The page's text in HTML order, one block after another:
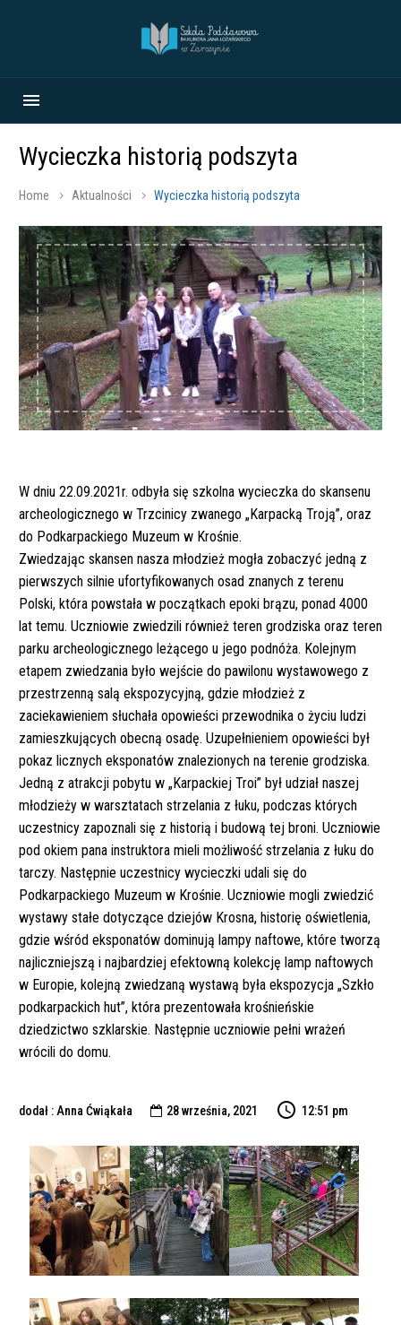
Wycieczka historią podszyta
Home Aktualności Wycieczka historią podszyta
W dniu 22.09.2021r. odbyła się szkolna wycieczka do skansenu
archeologicznego w Trzcinicy zwanego „Karpacką Troją”, oraz
do Podkarpackiego Muzeum w Krośnie.
Zwiedzając skansen nasza młodzież mogła zobaczyć jedną z
pierwszych silnie ufortyfikowanych osad znanych z terenu
Polski, która powstała w początkach epoki brązu, ponad 4000
lat temu. Uczniowie zwiedzili również teren grodziska oraz teren
parku archeologicznego leżącego u jego podnóża. Kolejnym
etapem zwiedzania było wejście do pawilonu wystawowego z
przestrzenną salą ekspozycyjną, gdzie młodzież z
zaciekawieniem słuchała opowieści przewodnika o życiu ludzi
zamieszkujących obecną osadę. Uzupełnieniem opowieści był
pokaz licznych eksponatów znalezionych na terenie grodziska.
Jedną z atrakcji pobytu w „Karpackiej Troi” był udział naszej
młodzieży w warsztatach strzelania z łuku, podczas których
uczestnicy zapoznali się z historią i budową tej broni. Uczniowie
pod okiem pana instruktora mieli możliwość strzelania z łuku do
tarczy. Następnie uczestnicy wycieczki udali się do
Podkarpackiego Muzeum w Krośnie. Uczniowie mogli zwiedzić
wystawy stałe dotyczące dziejów Krosna, historię oświetlenia,
gdzie wśród eksponatów dominują lampy naftowe, które tworzą
najliczniejszą i najbardziej efektowną kolekcję lamp naftowych
w Europie, kolejną zwiedzaną wystawą była ekspozycja „Szkło
podkarpackich hut”, która prezentowała krośnieńskie
dziedzictwo szklarskie. Następnie uczniowie pełni wrażeń
wrócili do domu.
dodał : Anna Ćwiąkała  28 września, 2021 12:51 pm